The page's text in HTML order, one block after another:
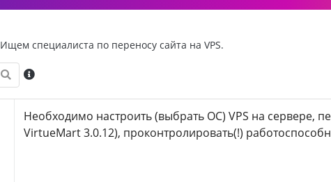
Ищем специалиста по переносу сайта на VPS.
Необходимо настроить (выбрать ОС) VPS на сервере,
VirtueMart 3.0.12), проконтролировать(!)